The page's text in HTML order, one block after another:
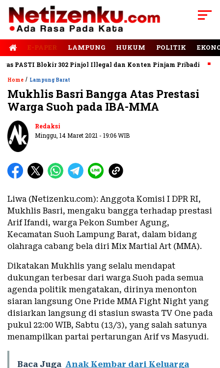
E-PAPER LAMPUNG HUKUM POLITIK
PASTI Blokir 302 Pinjol Illegal dan Konten Pinjam Pribadi
Home / Lampung Barat
Mukhlis Basri Bangga Atas Prestasi
Warga Suoh pada IBA-MMA
Redaksi
Minggu, 14 Maret 2021 - 19:06 WIB
Liwa (Netizenku.com): Anggota Komisi I DPR RI,
Mukhlis Basri, mengaku bangga terhadap prestasi
Arif Ifandi, warga Pekon Sumber Agung,
Kecamatan Suoh Lampung Barat, dalam bidang
olahraga cabang bela diri Mix Martial Art (MMA).
Dikatakan Mukhlis yang selalu mendapat
dukungan terbesar dari warga Suoh pada semua
agenda politik mengatakan, dirinya menonton
siaran langsung One Pride MMA Fight Night yang
disiarkan langsung di stasiun swasta TV One pada
pukul 22:00 WIB, Sabtu (13/3), yang salah satunya
menampilkan partai pertarungan Arif vs Masyudi.
Baca Juga Anak Kembar dari Keluarga